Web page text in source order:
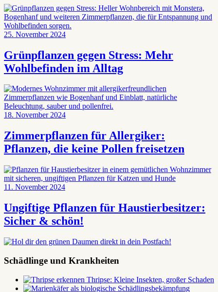
25. November 2024
Grünpflanzen gegen Stress: Mehr
Wohlbefinden im Alltag
18. November 2024
Zimmerpflanzen für Allergiker:
Pflanzen, die keine Pollen freisetzen
11. November 2024
Ungiftige Pflanzen für Haustierbesitzer:
Sicher & schön!
Schädlinge und Krankheiten
Thripse: Kleine Insekten, großer Schaden